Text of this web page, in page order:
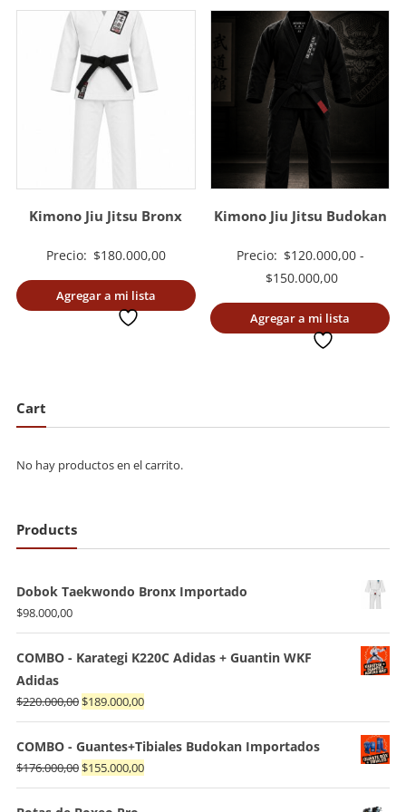
Kimono Jiu Jitsu Bronx
Precio: $180.000,00
Agregar a mi lista
Kimono Jiu Jitsu Budokan
Precio: $120.000,00 -
$150.000,00Rango
de
precios:
Agregar a mi lista
Cart
No hay productos en el carrito.
Products
Dobok Taekwondo Bronx Importado
$98.000,00
COMBO - Karategi K220C Adidas + Guantin WKF
Adidas
$220.000,00El
precio
original
era:
$220.000,00.
$189.000,00El
precio
actual
es:
$189.000,00.
COMBO - Guantes+Tibiales Budokan Importados
$176.000,00El
precio
original
$155.000,00El
precio